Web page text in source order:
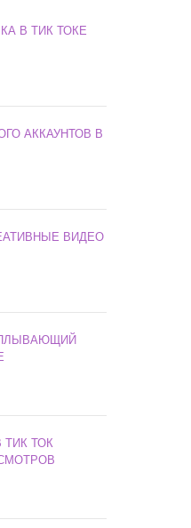
В ТИК ТОКЕ
АККАУНТОВ В
ВИДЕО
ТОК